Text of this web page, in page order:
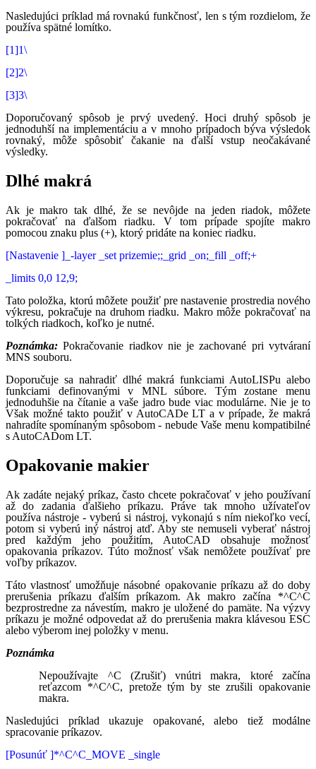
Nasledujúci príklad má rovnakú funkčnosť, len s tým rozdielom, že
používa spätné lomítko.
[1]1\
[2]2\
[3]3\
Doporučovaný spôsob je prvý uvedený. Hoci druhý spôsob je
jednoduhší na implementáciu a v mnoho prípadoch býva výsledok
rovnaký, môže spôsobiť čakanie na ďalší vstup neočakávané
výsledky.
Dlhé makrá
Ak je makro tak dlhé, že se nevôjde na jeden riadok, môžete
pokračovať na ďalšom riadku. V tom prípade spojíte makro
pomocou znaku plus (+), ktorý pridáte na koniec riadku.
[Nastavenie ]_-layer _set prizemie;;_grid _on;_fill _off;+
_limits 0,0 12,9;
Tato položka, ktorú môžete použiť pre nastavenie prostredia nového
výkresu, pokračuje na druhom riadku. Makro môže pokračovať na
tolkých riadkoch, koľko je nutné.
Poznámka:Pokračovanie riadkov nie je zachované pri vytváraní
MNS souboru.
Doporučuje sa nahradiť dlhé makrá funkciami AutoLISPu alebo
funkciami definovanými v MNL súbore. Tým zostane menu
jednoduhšie na čítanie a vaše jadro bude viac modulárne. Nie je to
Však možné takto použiť v AutoCADe LT a v prípade, že makrá
nahradíte spomínaným spôsobom - nebude Vaše menu kompatibilné
s AutoCADom LT.
Opakovanie makier
Ak zadáte nejaký príkaz, často chcete pokračovať v jeho používaní
až do zadania ďalšieho príkazu. Práve tak mnoho užívateľov
používa nástroje - vyberú si nástroj, vykonajú s ním niekoľko vecí,
potom si vyberú iný nástroj atď. Aby ste nemuseli vyberať nástroj
pred každým jeho použitím, AutoCAD obsahuje možnosť
opakovania príkazov. Túto možnosť však nemôžete používať pre
voľby príkazov.
Táto vlastnosť umožňuje násobné opakovanie príkazu až do doby
prerušenia príkazu ďalším príkazom. Ak makro začína *^C^C
bezprostredne za návestím, makro je uložené do pamäte. Na výzvy
príkazu je možné odpovedat až do prerušenia makra klávesou ESC
alebo výberom inej položky v menu.
Poznámka
Nepoužívajte ^C (Zrušiť) vnútri makra, ktoré začína
reťazcom *^C^C, pretože tým by ste zrušili opakovanie
makra.
Nasledujúci príklad ukazuje opakované, alebo tiež modálne
spracovanie príkazov.
[Posunúť ]*^C^C_MOVE _single